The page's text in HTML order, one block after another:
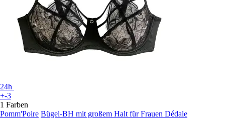
24h
+-3
1 Farben
Pomm'Poire Bügel-BH mit großem Halt für Frauen Dédale